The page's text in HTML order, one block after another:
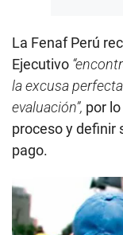
La Fenaf Perú
Ejecutivo
la excusa
evaluación”, por
proceso y definir
pago.